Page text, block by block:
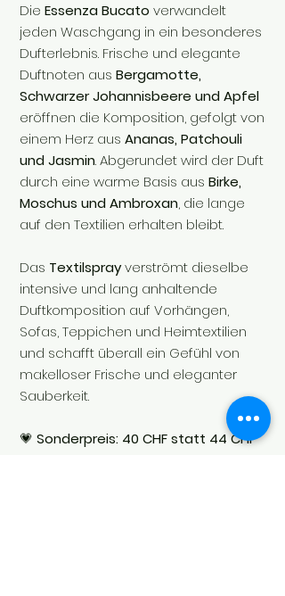
Die Essenza Bucato verwandelt
jeden Waschgang in ein besonderes
Dufterlebnis. Frische und elegante
Duftnoten aus Bergamotte,
Schwarzer Johannisbeere und Apfel
eröffnen die Komposition, gefolgt von
einem Herz aus Ananas, Patchouli
und Jasmin. Abgerundet wird der Duft
durch eine warme Basis aus Birke,
Moschus und Ambroxan, die lange
auf den Textilien erhalten bleibt.
Das Textilsprayverströmt dieselbe
intensive und lang anhaltende
Duftkomposition auf Vorhängen,
Sofas, Teppichen und Heimtextilien
und schafft überall ein Gefühl von
makelloser Frische und eleganter
Sauberkeit.
💗 Sonderpreis: 40 CHF statt 44 CHF